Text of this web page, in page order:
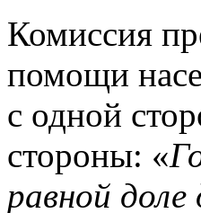
Комиссия
помощи
с одной
стороны: «
равной